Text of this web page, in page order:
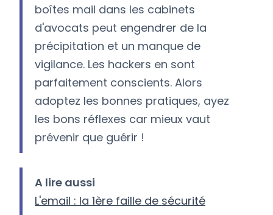
boîtes mail dans les cabinets
d'avocats peut engendrer de la
précipitation et un manque de
vigilance. Les hackers en sont
parfaitement conscients. Alors
adoptez les bonnes pratiques, ayez
les bons réflexes car mieux vaut
prévenir que guérir !
A lire aussi
L'email : la 1ère faille de sécurité